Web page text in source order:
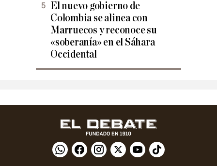
El nuevo gobierno de
Colombia se alinea con
Marruecos y reconoce su
«soberanía» en el Sáhara
Occidental